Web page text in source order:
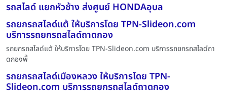
รถสไลด์ แยกหัวช้าง ส่งศูนย์ HONDAอุบล
รถยกรถสไลด์แต้ ให้บริการโดย TPN-Slideon.com
บริการรถยกรถสไลด์ถาดกอง
รถยกรถสไลด์แต้ ให้บริการโดย TPN-Slideon.com บริการรถยกรถสไลด์ถา
ดกองพื้
รถยกรถสไลด์เมืองหลวง ให้บริการโดย TPN-
Slideon.com บริการรถยกรถสไลด์ถาดกอง